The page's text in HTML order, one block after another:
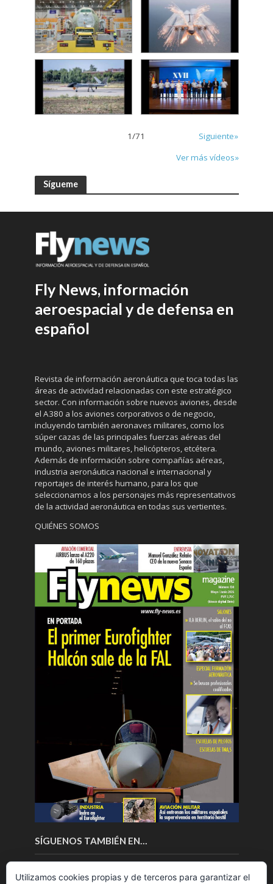
1/71
Siguiente»
Ver más vídeos»
Sígueme
Fly News, información
aeroespacial y de defensa en
español
Revista de información aeronáutica que toca todas las
áreas de actividad relacionadas con este estratégico
sector. Con información sobre nuevos aviones, desde
el A380 a los aviones corporativos o de negocio,
incluyendo también aeronaves militares, como los
súper cazas de las principales fuerzas aéreas del
mundo, aviones militares, helicópteros, etcétera.
Además de información sobre compañías aéreas,
industria aeronáutica nacional e internacional y
reportajes de interés humano, para los que
seleccionamos a los personajes más representativos
de la actividad aeronáutica en todas sus vertientes.
QUIÉNES SOMOS
SÍGUENOS TAMBIÉN EN…
Utilizamos cookies propias y de terceros para garantizar el